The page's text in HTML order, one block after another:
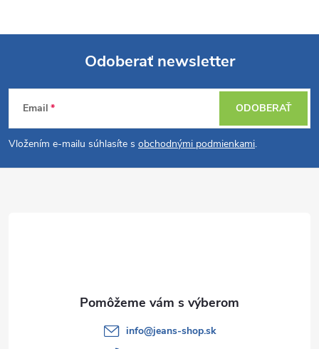
Z
á
p
Odoberať newsletter
Email
Vložením e-mailu súhlasíte s obchodnými podmienkami.
ODOBERAŤ
info@jeans-shop.sk